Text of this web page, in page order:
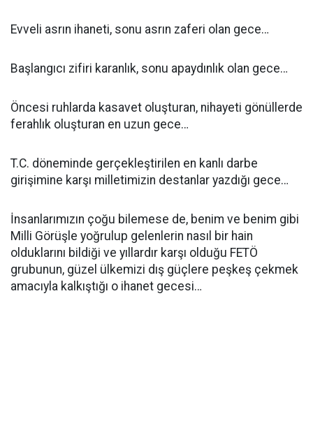
Evveli asrın ihaneti, sonu asrın zaferi olan gece…
Başlangıcı zifiri karanlık, sonu apaydınlık olan gece…
Öncesi ruhlarda kasavet oluşturan, nihayeti gönüllerde
ferahlık oluşturan en uzun gece…
T.C. döneminde gerçekleştirilen en kanlı darbe
girişimine karşı milletimizin destanlar yazdığı gece…
İnsanlarımızın çoğu bilemese de, benim ve benim gibi
Milli Görüşle yoğrulup gelenlerin nasıl bir hain
olduklarını bildiği ve yıllardır karşı olduğu FETÖ
grubunun, güzel ülkemizi dış güçlere peşkeş çekmek
amacıyla kalkıştığı o ihanet gecesi…